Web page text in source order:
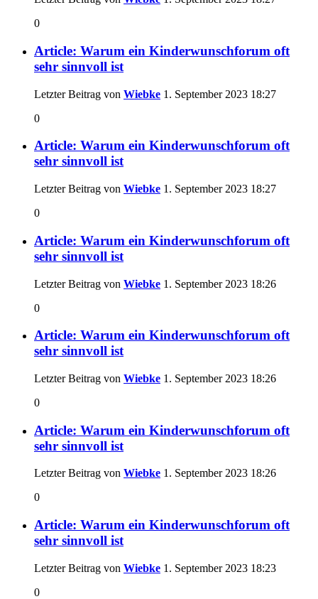
0
Article: Warum ein Kinderwunschforum oft
sehr sinnvoll ist
Letzter Beitrag von Wiebke 1. September 2023 18:27
0
Article: Warum ein Kinderwunschforum oft
sehr sinnvoll ist
Letzter Beitrag von Wiebke 1. September 2023 18:27
0
Article: Warum ein Kinderwunschforum oft
sehr sinnvoll ist
Letzter Beitrag von Wiebke 1. September 2023 18:26
0
Article: Warum ein Kinderwunschforum oft
sehr sinnvoll ist
Letzter Beitrag von Wiebke 1. September 2023 18:26
0
Article: Warum ein Kinderwunschforum oft
sehr sinnvoll ist
Letzter Beitrag von Wiebke 1. September 2023 18:26
0
Article: Warum ein Kinderwunschforum oft
sehr sinnvoll ist
Letzter Beitrag von Wiebke 1. September 2023 18:23
0